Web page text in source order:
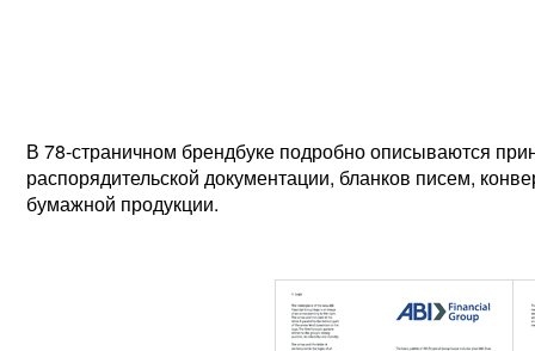
В 78-страничном брендбуке подробно описываются
распорядительской документации, бланков писем,
бумажной продукции.